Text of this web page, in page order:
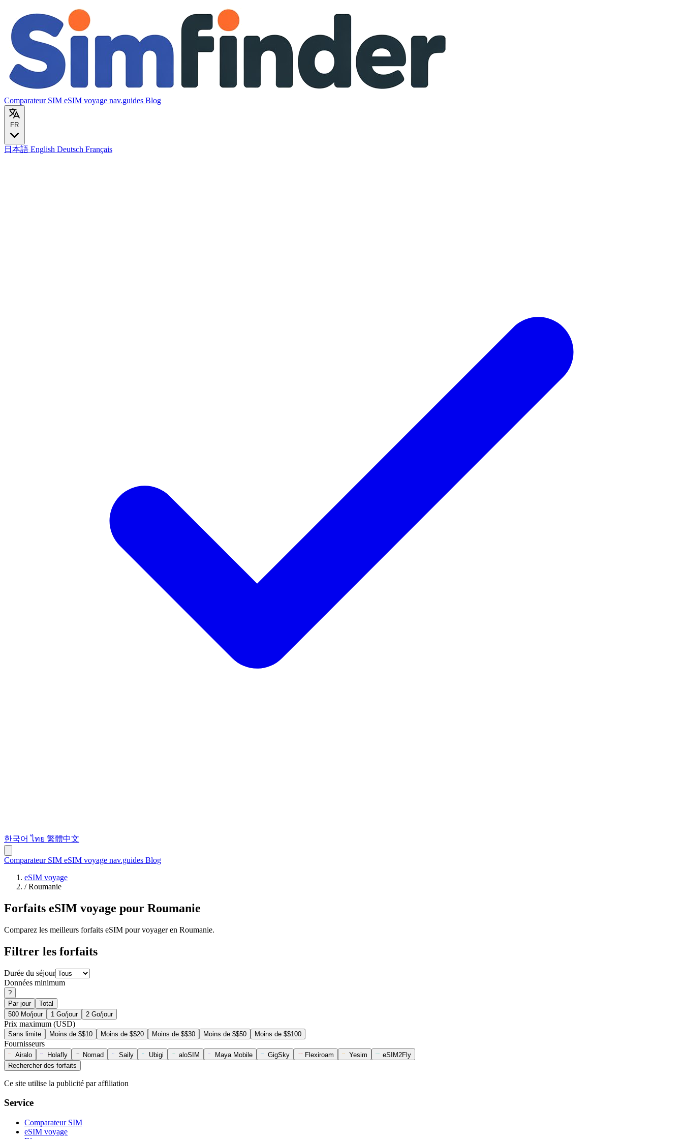
Comparateur SIM eSIM voyage nav.guides Blog
FR
日本語 English Deutsch Français
한국어 ไทย 繁體中文
Comparateur SIM eSIM voyage nav.guides Blog
eSIM voyage
/ Roumanie
Forfaits eSIM voyage pour Roumanie
Comparez les meilleurs forfaits eSIM pour voyager en Roumanie.
Filtrer les forfaits
Durée du séjour
Données minimum
?
Par jour
Total
500 Mo/jour
1 Go/jour 2 Go/jour
Prix maximum (USD)
Sans limite Moins de $$10 Moins de $$20 Moins de $$30 Moins de $$50 Moins de $$100
Fournisseurs
Airalo Holafly Nomad Saily Ubigi aloSIM Maya Mobile GigSky Flexiroam Yesim
eSIM2Fly
Rechercher des forfaits
Ce site utilise la publicité par affiliation
Service
Comparateur SIM
eSIM voyage